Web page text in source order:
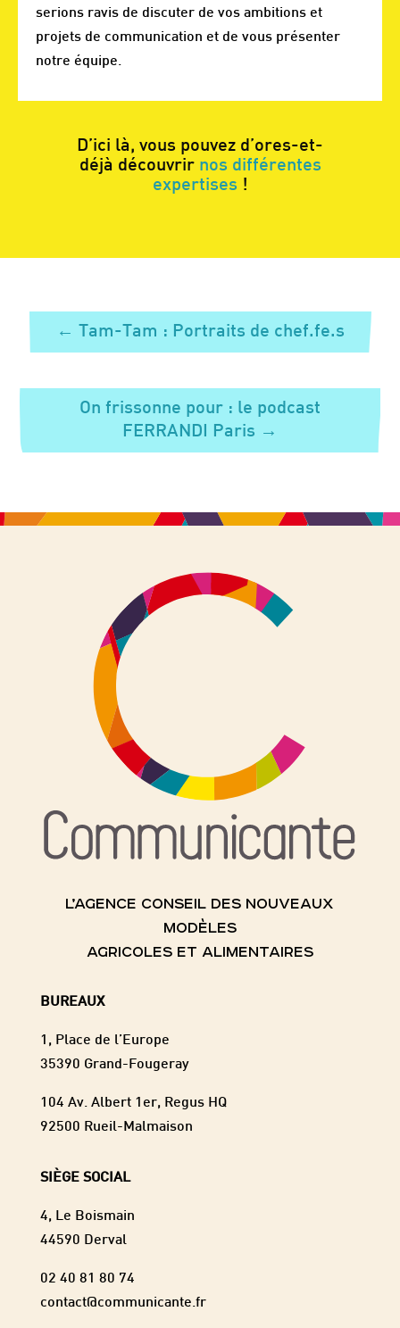
serions ravis de discuter de vos ambitions et
projets de communication et de vous présenter
notre équipe.
D’ici là, vous pouvez d’ores-et-
déjà découvrir nos différentes
expertises !
← Tam-Tam : Portraits de chef.fe.s
On frissonne pour : le podcast
FERRANDI Paris →
L’AGENCE CONSEIL DES NOUVEAUX
MODÈLES
AGRICOLES ET ALIMENTAIRES
BUREAUX
1, Place de l’Europe
35390 Grand-Fougeray
104 Av. Albert 1er, Regus HQ
92500 Rueil-Malmaison
SIÈGE SOCIAL
4, Le Boismain
44590 Derval
02 40 81 80 74
contact@communicante.fr